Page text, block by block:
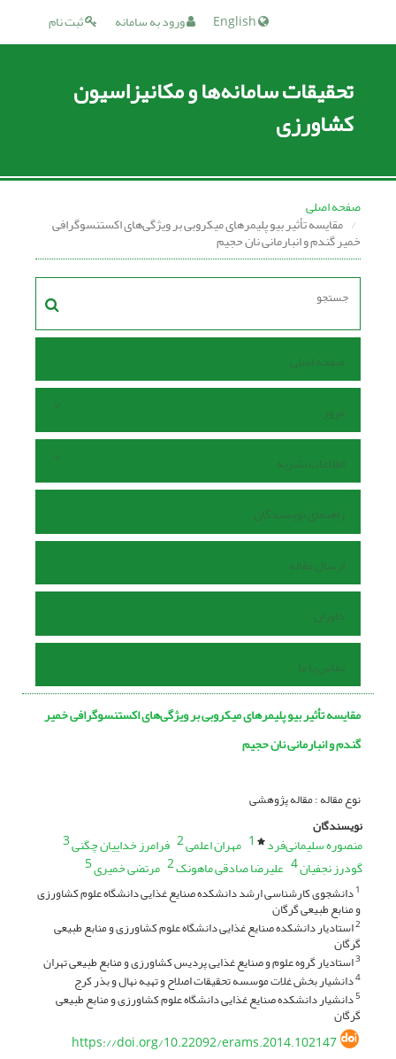
ثبت نام ورود به سامانه
تحقیقات سامانه‌ها و مکانیزاسیون
کشاورزی
صفحه اصلی
مقایسه تأثیر بیو پلیمرهای میکروبی بر ویژگی‌های اکستنسوگرافی
خمیر گندم و انبارمانی نان حجیم
صفحه اصلی
مرور
اطلاعات نشریه
راهنمای نویسندگان
ارسال مقاله
داوران
تماس با ما
مقایسه تأثیر بیو پلیمرهای میکروبی بر ویژگی‌های اکستنسوگرافی خمیر
گندم و انبارمانی نان حجیم
نوع مقاله : مقاله پژوهشی
نویسندگان
منصوره سلیمانی‌فرد 1 مهران اعلمی2 فرامرز خداییان چگنی3
گودرز نجفیان4 علیرضا صادقی‌ ماهونک2 مرتضی خمیری5
1دانشجوی کارشناسی ارشد دانشکده صنایع غذایی دانشگاه علوم کشاورزی
و منابع طبیعی گرگان
2استادیار دانشکده صنایع غذایی دانشگاه علوم کشاورزی و منابع طبیعی
گرگان
3استادیار گروه علوم و صنایع غذایی پردیس کشاورزی و منابع طبیعی تهران
4دانشیار بخش غلات موسسه تحقیقات اصلاح و تهیه نهال و بذر کرج
5دانشیار دانشکده صنایع غذایی دانشگاه علوم کشاورزی و منابع طبیعی
گرگان
https://doi.org/10.22092/erams.2014.102147